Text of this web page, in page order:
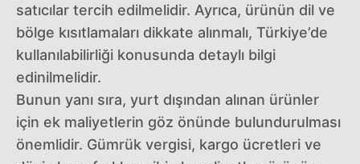
satıcılar tercih edilmelidir. Ayrıca, ürünün dil ve
bölge kısıtlamaları dikkate alınmalı, Türkiye’de
kullanılabilirliği konusunda detaylı bilgi
edinilmelidir.
Bunun yanı sıra, yurt dışından alınan ürünler
için ek maliyetlerin göz önünde bulundurulması
önemlidir. Gümrük vergisi, kargo ücretleri ve